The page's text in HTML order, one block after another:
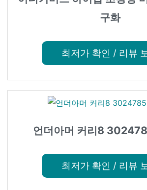
구화
최저가 확인 / 리뷰
언더아머 커리8
최저가 확인 / 리뷰